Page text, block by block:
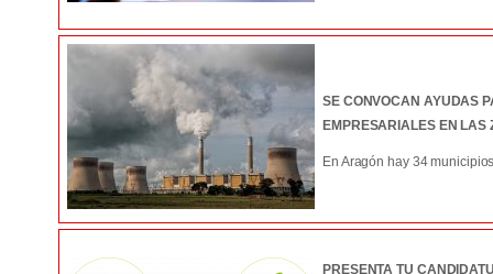
SE CONVOCAN AYUDAS
EMPRESARIALES EN LAS
En Aragón hay 34
PRESENTA TU